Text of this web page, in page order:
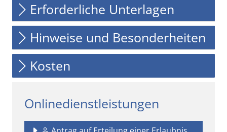
Erforderliche Unterlagen
Hinweise und Besonderheiten
Kosten
Onlinedienstleistungen